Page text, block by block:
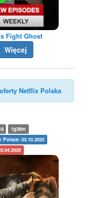
Fight Ghost
Więcej
Netflix Polska
1g36m
Polsce: 03.10.2025